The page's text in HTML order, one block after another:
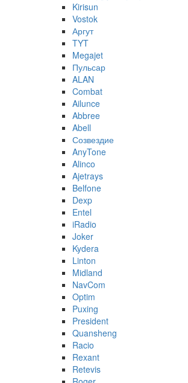
Kirisun
Vostok
Аргут
TYT
Megajet
Пульсар
ALAN
Combat
Ailunce
Abbree
Abell
Созвездие
AnyTone
Alinco
Ajetrays
Belfone
Dexp
Entel
iRadio
Joker
Kydera
Linton
Midland
NavCom
Optim
Puxing
President
Quansheng
Racio
Rexant
Retevis